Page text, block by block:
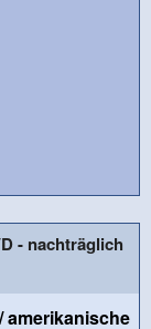
- nachträglich
amerikanische